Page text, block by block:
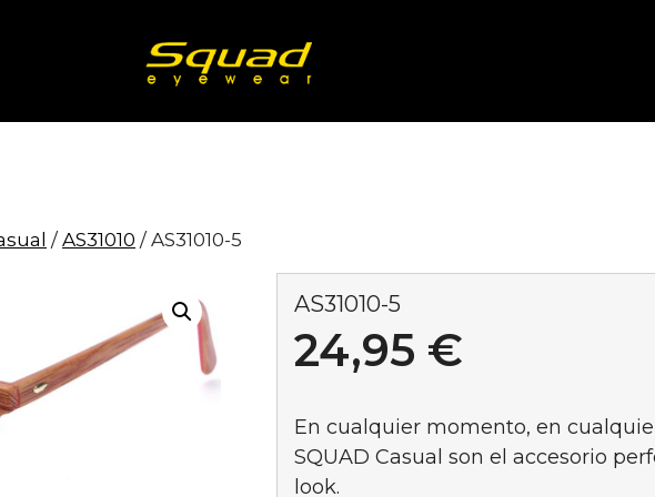
/ AS31010 / AS31010-5
AS31010-5
24,95 €
En cualquier momento, en
SQUAD Casual son el accesorio
look.